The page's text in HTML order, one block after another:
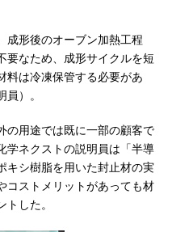
形後のオーブン加熱工程
要なため、成形サイクルを短
料は冷凍保管する必要があ
）。
用途では既に一部の顧客で
学ネクストの説明員は「半導
キシ樹脂を用いた封止材の実
コストメリットがあっても材
した。